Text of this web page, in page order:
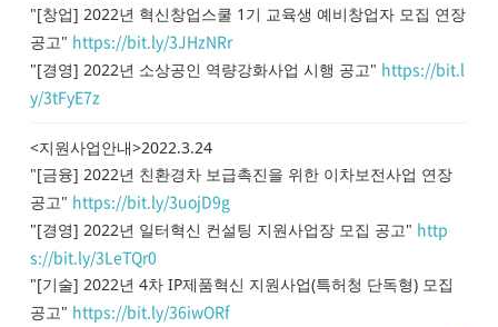
"[창업] 2022년 혁신창업스쿨 1기 교육생 예비창업자 모집 연장
공고" https://bit.ly/3JHzNRr
"[경영] 2022년 소상공인 역량강화사업 시행 공고" https://bit.l
y/3tFyE7z
<지원사업안내>2022.3.24
"[금융] 2022년 친환경차 보급촉진을 위한 이차보전사업 연장
공고" https://bit.ly/3uojD9g
"[경영] 2022년 일터혁신 컨설팅 지원사업장 모집 공고" http
s://bit.ly/3LeTQr0
"[기술] 2022년 4차 IP제품혁신 지원사업(특허청 단독형) 모집
공고" https://bit.ly/36iwORf